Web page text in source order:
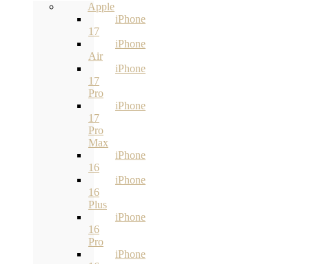
Apple
iPhone
17
iPhone
Air
iPhone
17
Pro
iPhone
17
Pro
Max
iPhone
16
iPhone
16
Plus
iPhone
16
Pro
iPhone